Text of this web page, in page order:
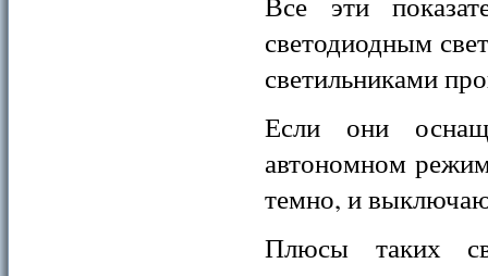
светодиодным
светильниками
Если они
автономном
темно, и
Плюсы таких